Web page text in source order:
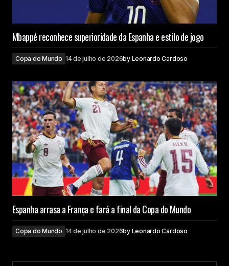
Mbappé reconhece superioridade da Espanha e estilo de jogo
Copa do Mundo 14 de julho de 2026by Leonardo Cardoso
Espanha arrasa a França e fará a final da Copa do Mundo
Copa do Mundo 14 de julho de 2026by Leonardo Cardoso